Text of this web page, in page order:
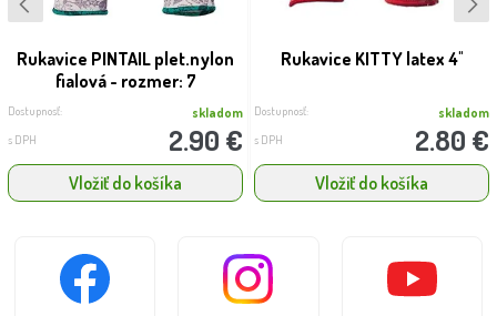
Rukavice PINTAIL plet.nylon
fialová - rozmer: 7
Dostupnosť: skladom
s DPH 2.90 €
Vložiť do košíka
Rukavice KITTY latex 4''
Dostupnosť: skladom
s DPH 2.80 €
Vložiť do košíka